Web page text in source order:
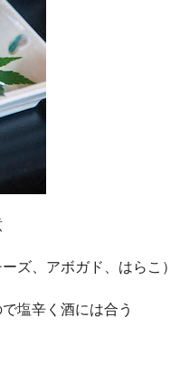
ズ、アボガド、はらこ）
塩辛く酒には合う